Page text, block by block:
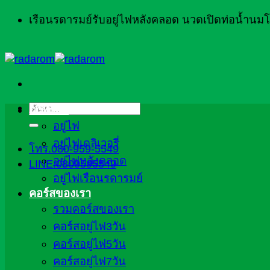
ข้าม
ยัง
เรือนรดารมย์รับอยู่ไฟหลังคลอด นวดเปิดท่อน้ำน
ค้นหา:
โทร.080-959-5549
LINE:0809595549
ภาพรวม
อยู่ไฟ
อยู่ไฟเดลิเวอรี่
อยู่ไฟหลังคลอด
อยู่ไฟเรือนรดารมย์
คอร์สของเรา
รวมคอร์สของเรา
คอร์สอยู่ไฟ3วัน
คอร์สอยู่ไฟ5วัน
คอร์สอยู่ไฟ7วัน